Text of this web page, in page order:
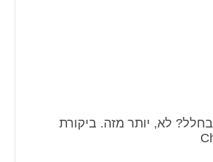
Ace Combat בחלל? לא, יותר מזה. ביקורת